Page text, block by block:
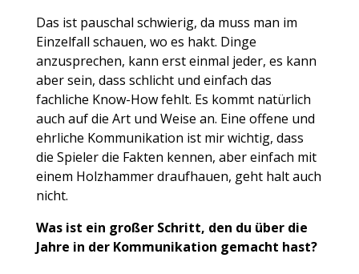
Das ist pauschal schwierig, da muss man im
Einzelfall schauen, wo es hakt. Dinge
anzusprechen, kann erst einmal jeder, es kann
aber sein, dass schlicht und einfach das
fachliche Know-How fehlt. Es kommt natürlich
auch auf die Art und Weise an. Eine offene und
ehrliche Kommunikation ist mir wichtig, dass
die Spieler die Fakten kennen, aber einfach mit
einem Holzhammer draufhauen, geht halt auch
nicht.
Was ist ein großer Schritt, den du über die
Jahre in der Kommunikation gemacht hast?